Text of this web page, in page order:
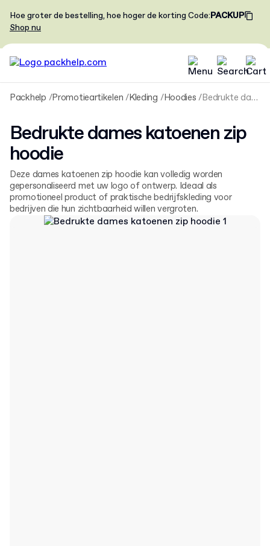
Hoe groter de bestelling, hoe hoger de korting Code:PACKUP
Shop nu
Packhelp Promotieartikelen Kleding Hoodies Bedrukte dames katoenen zip hoodie
Bedrukte dames katoenen zip
hoodie
Deze dames katoenen zip hoodie kan volledig worden
gepersonaliseerd met uw logo of ontwerp. Ideaal als
promotioneel product of praktische bedrijfskleding voor
bedrijven die hun zichtbaarheid willen vergroten.